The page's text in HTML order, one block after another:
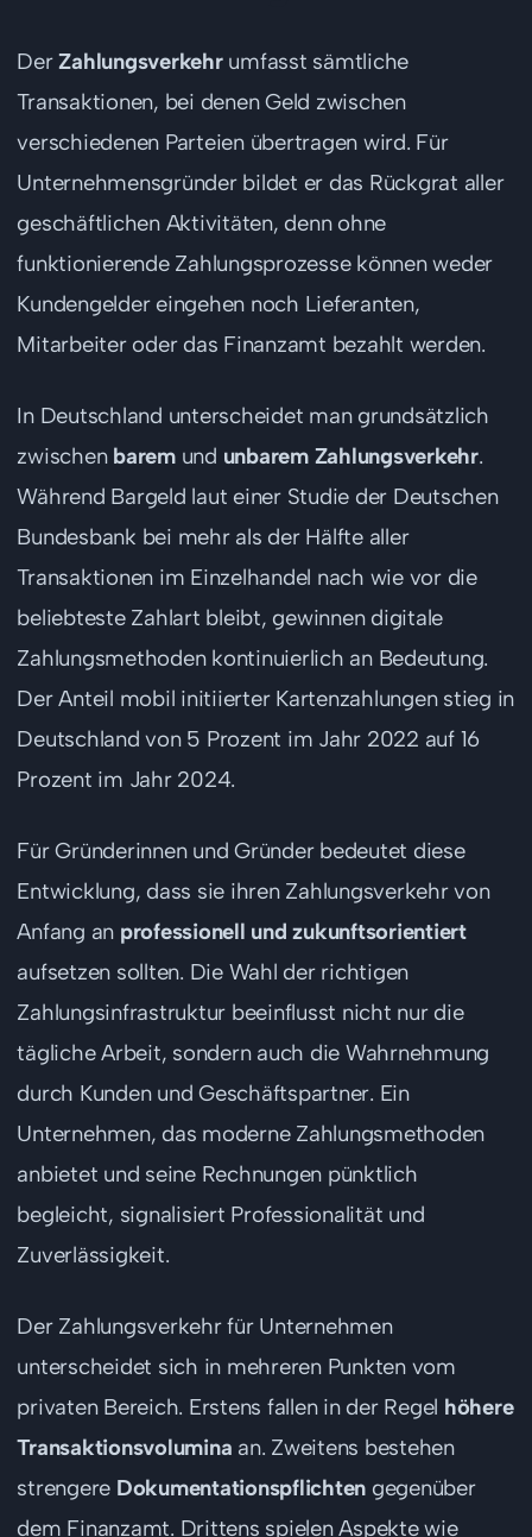
DerZahlungsverkehrumfasst sämtliche
Transaktionen, bei denen Geld zwischen
verschiedenen Parteien übertragen wird. Für
Unternehmensgründer bildet er das Rückgrat aller
geschäftlichen Aktivitäten, denn ohne
funktionierende Zahlungsprozesse können weder
Kundengelder eingehen noch Lieferanten,
Mitarbeiter oder das Finanzamt bezahlt werden.
In Deutschland unterscheidet man grundsätzlich
zwischen baremund unbarem Zahlungsverkehr.
Während Bargeld laut einer Studie der Deutschen
Bundesbank bei mehr als der Hälfte aller
Transaktionen im Einzelhandel nach wie vor die
beliebteste Zahlart bleibt, gewinnen digitale
Zahlungsmethoden kontinuierlich an Bedeutung.
Der Anteil mobil initiierter Kartenzahlungen stieg in
Deutschland von 5 Prozent im Jahr 2022 auf 16
Prozent im Jahr 2024.
Für Gründerinnen und Gründer bedeutet diese
Entwicklung, dass sie ihren Zahlungsverkehr von
Anfang an professionell und zukunftsorientiert
aufsetzen sollten. Die Wahl der richtigen
Zahlungsinfrastruktur beeinflusst nicht nur die
tägliche Arbeit, sondern auch die Wahrnehmung
durch Kunden und Geschäftspartner. Ein
Unternehmen, das moderne Zahlungsmethoden
anbietet und seine Rechnungen pünktlich
begleicht, signalisiert Professionalität und
Zuverlässigkeit.
Der Zahlungsverkehr für Unternehmen
unterscheidet sich in mehreren Punkten vom
privaten Bereich. Erstens fallen in der Regel höhere
Transaktionsvolumina an. Zweitens bestehen
strengere Dokumentationspflichten gegenüber
dem Finanzamt. Drittens spielen Aspekte wie